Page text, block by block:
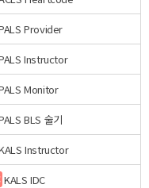
Provider
Instructor
Monitor
BLS 술기
Instructor
KALS IDC